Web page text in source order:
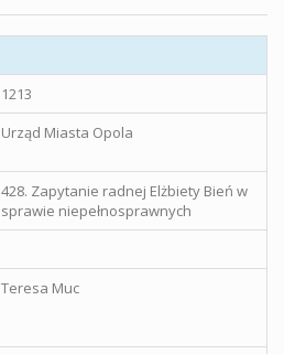
1213
Urząd Miasta Opola
428. Zapytanie radnej Elżbiety Bień w
sprawie niepełnosprawnych
Teresa Muc